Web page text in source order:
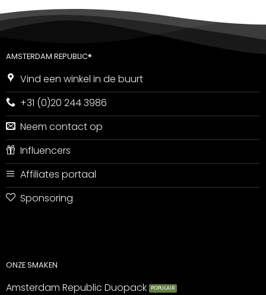
AMSTERDAM REPUBLIC®
Vind een winkel in de buurt
+31 (0)20 244 3986
Neem contact op
Influencers
Affiliates portaal
Sponsoring
ONZE SMAKEN
Amsterdam Republic Duopack